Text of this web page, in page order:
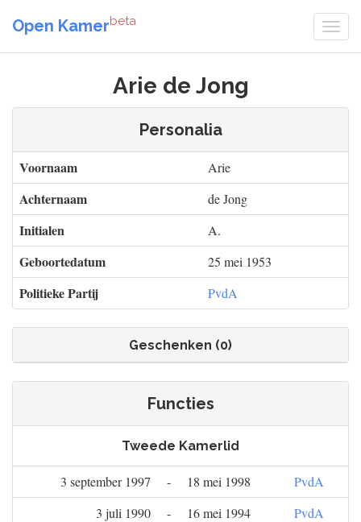
Open Kamerbeta
Arie de Jong
Personalia
Voornaam Arie
Achternaam de Jong
Initialen A.
Geboortedatum 25 mei 1953
Politieke Partij PvdA
Geschenken (0)
Functies
Tweede Kamerlid
3 september 1997 - 18 mei 1998
PvdA
3 juli 1990
- 16 mei 1994 PvdA